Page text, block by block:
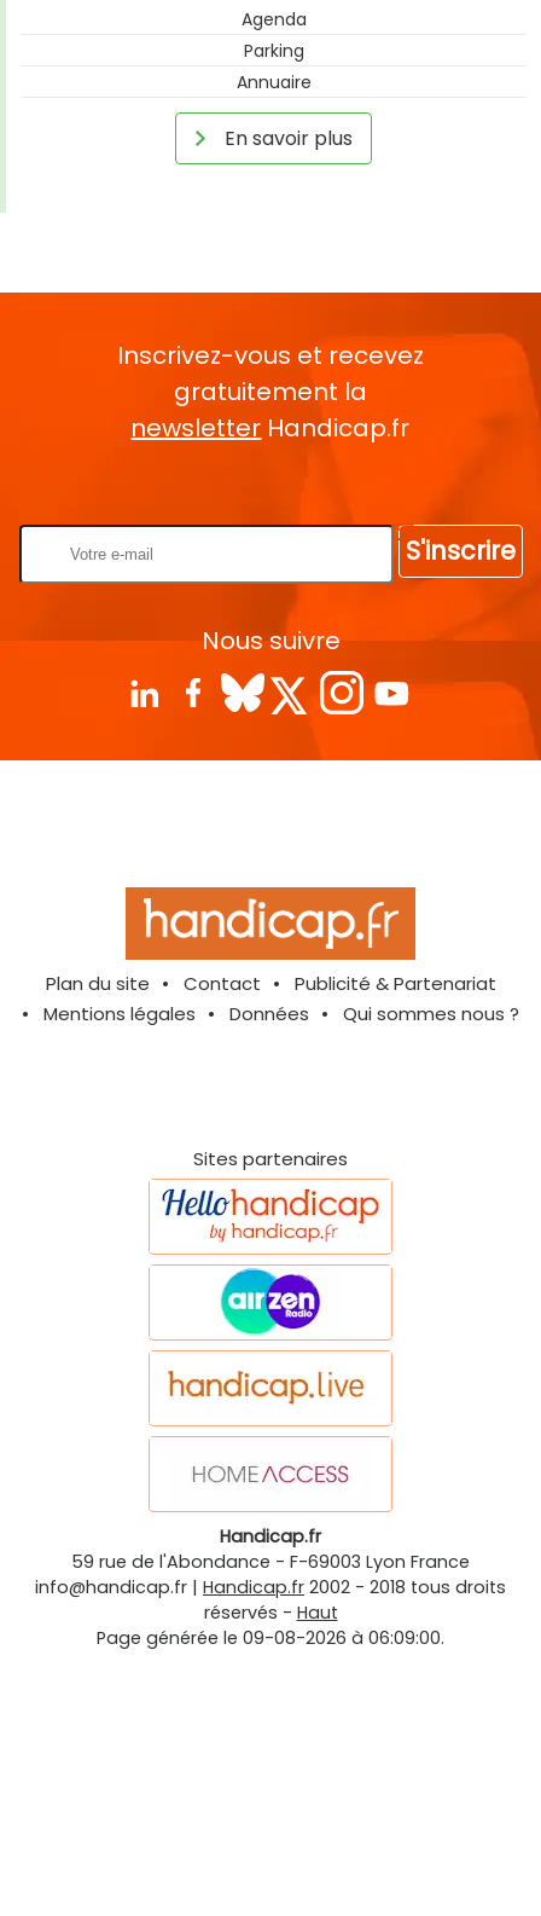
Agenda
Parking
Annuaire
En savoir plus
Inscrivez-vous et recevez
gratuitement la
newsletter Handicap.fr
S'inscrire
Nous suivre
Plan du site Contact
Publicité & Partenariat
Mentions légales
Données Qui sommes nous ?
Sites partenaires
Handicap.fr
59 rue de l'Abondance - F-69003 Lyon France
info@handicap.fr | Handicap.fr 2002 - 2018 tous droits
réservés - Haut
Page générée le 09-08-2026 à 06:09:00.